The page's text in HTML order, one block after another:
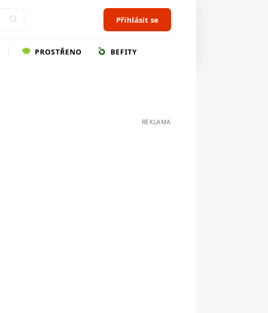
Přihlásit se
PROSTŘENO BEFITY
REKLAMA